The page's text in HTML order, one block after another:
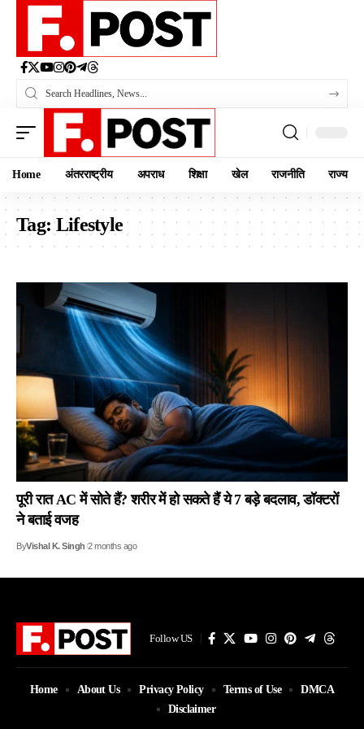
Home अंतरराष्ट्रीय अपराध शिक्षा खेल राजनीति राज्य
Tag:Lifestyle
पूरी रात AC में सोते हैं? शरीर में हो सकते हैं ये 7 बड़े बदलाव, डॉक्टरों
ने बताई वजह
ByVishal K. Singh 2 months ago
Follow US
Home About Us Privacy Policy Terms of Use
DMCA
Disclaimer